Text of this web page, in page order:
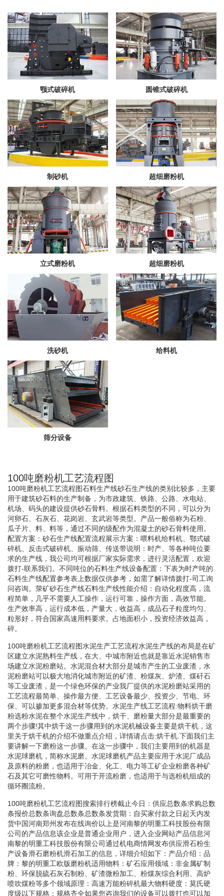
颚式破碎机 圆锥式破碎机
制砂机 超细磨粉机
立式磨粉机 超细磨粉机
洗砂机 给料机
筛分设备
100吨磨粉机工艺流程图
100吨磨粉机工艺流程图石料生产线砂石生产线的类别比较多，主要
用于建筑砂石料的生产制备，为市政建筑、铁路、公路、水电站、
机场、码头的建设提供砂石骨料。根据石料类型的不同，可以分为
河卵石、石灰石、花岗岩、玄武岩等类型。产品一般俗称为石粉、
瓜子片、料、料等，通过不同的级配作为混凝土的砂石骨料使用。
配置方案：砂石生产线配置流程展示方案：喂料机给料机、鄂式破
碎机、反击式破碎机、振动筛、传送带说明：时产、等各种吨位要
求的生产线，我公司均可根据厂家实际需求，进行灵活配置，欢迎
拨打-联系我们。不同吨位的石料生产线设备配置：下表为时产吨的
石料生产线配置参考表上数据仅供参考，如需了解详情拨打-司工询
问咨询。荥矿砂石生产线石料生产线性能介绍：自动化程度高，流
程简单，几乎不需要人工操作，运行可靠，操作方面，高效节能。
生产效率高，运行成本低，产量大，收益高，成品石子粒度均匀、
粒形好，符合国家高速用料要求。占地面积小，投资经济效益高，
碎。
100吨磨粉机工艺流程图水泥生产工艺流程水泥生产线的布局是在矿
区建立水泥熟料生产线，在大、中城市附近也就是靠近水泥销售市
场建立水泥粉磨站。水泥混合材大部分是城市产生的工业废渣，水
泥粉磨站可以极大地消化城市附近的矿渣、粉煤灰、炉渣、煤矸石
等工业废渣，是一个绿色环保的产业我厂提供的水泥粉磨站采用的
工艺流程最简单、操作最方便、工艺设备最少、投资少、节电、环
保、可以掺加更多混合材等优势。水泥生产线工艺流程:物料烘干磨
粉选粉水泥在整个水泥生产线中，烘干、磨粉量大部分是最重要的
两个步骤!其中烘干这一步骤用到的水泥机械设备主要是烘干机，这
里关于烘干机的介绍不做重点介绍，详情请点击:烘干机.下面我们主
要讲解一下磨粉这一步骤。在这一步骤中，我们主要用到的机器是
水泥球磨机，简称水泥磨。水泥球磨机产品主要应用于水泥厂成品
及原料的粉磨，也适用于冶金、化工、电力等工矿企业粉磨各种矿
石及其它可磨性物料。可用于开流粉磨，也适用于与选粉机组成的
循环圈流粉。
100吨磨粉机工艺流程图搜索排行榜截止今日：供应总数条求购总数
条报价总数条询盘总数条总数条发货期：自买家付款之日起天内发
货中国河南郑州发布在线询价以上是河南黎的明重工科技股份有限
公司的产品信息该企业是普通企业用户，进入企业网站产品信息河
南黎的明重工科技股份有限公司通过机电商情网发布供应滑石粉生
产设备滑石磨粉机滑石加工的信息，详细介绍如下：产品介绍：品
牌：黎的明重工欧版磨粉机适用物料：矿石应用领域：非金属矿制
粉、环保脱硫石灰石制粉、矿渣微粉加工、粉煤灰综合利用、高炉
喷吹煤粉等多个领域原理：高速万能粉碎机最大物料硬度：莫氏硬
度级以下规格：规格齐全如果您咨询我们的设备可以拨打也可以加